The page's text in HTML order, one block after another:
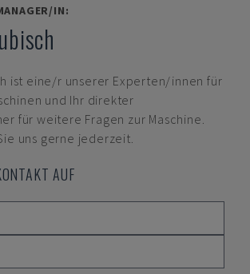
IN:
ist eine/r unserer Experten/innen für
und Ihr direkter
für weitere Fragen zur Maschine.
uns gerne jederzeit.
AUF